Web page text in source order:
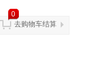
0
去购物车结算